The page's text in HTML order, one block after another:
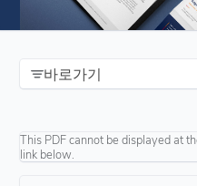
바로가기
This PDF cannot be displayed at
link below.